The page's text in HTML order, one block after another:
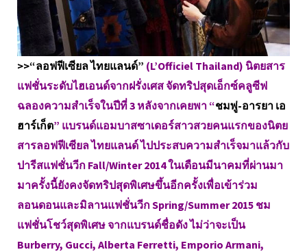
>>“ลอฟฟีเซียล ไทยแลนด์” (L’Officiel Thailand) นิตยสาร
แฟชั่นระดับไฮเอนด์จากฝรั่งเศส จัดทริปสุดเอ็กซ์คลูซีฟ
ฉลองความสำเร็จในปีที่ 3 หลังจากเคยพา “ชมพู่-อารยา เอ
ฮาร์เก็ต” แบรนด์แอมบาสซาเดอร์สาวสวยคนแรกของนิตย
สารลอฟฟีเซียล ไทยแลนด์ ไปประสบความสำเร็จมาแล้วกับ
ปารีสแฟชั่นวีก Fall/Winter 2014 ในเดือนมีนาคมที่ผ่านมา
มาครั้งนี้ยังคงจัดทริปสุดพิเศษขึ้นอีกครั้งเพื่อเข้าร่วม
ลอนดอนและมิลานแฟชั่นวีก Spring/Summer 2015 ชม
แฟชั่นโชว์สุดพิเศษ จากแบรนด์ชื่อดัง ไม่ว่าจะเป็น
Burberry, Gucci, Alberta Ferretti, Emporio Armani,